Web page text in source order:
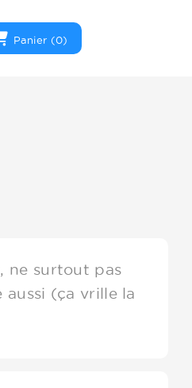
Panier (0)
ne surtout pas
(ça vrille la